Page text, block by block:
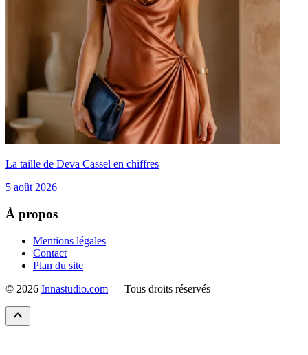
La taille de Deva Cassel en chiffres
5 août 2026
À propos
Mentions légales
Contact
Plan du site
© 2026 Innastudio.com — Tous droits réservés